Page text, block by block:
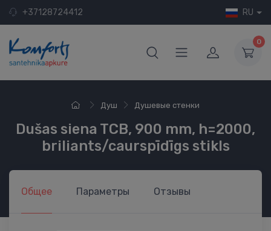
+37128724412 RU
0
Душ Душевые стенки
Dušas siena TCB, 900 mm, h=2000,
briliants/caurspīdīgs stikls
Общее Параметры Отзывы